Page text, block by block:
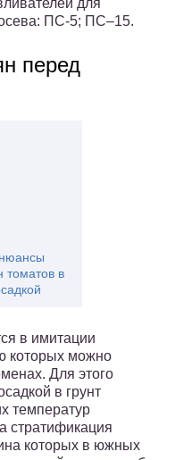
для
ПС-5; ПС–15.
перед
томатов в
в имитации
которых можно
Для этого
в грунт
температур
стратификация
которых в южных